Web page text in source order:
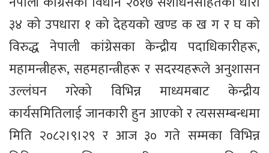
३४ को उपधारा १ को देहयको खण्ड क ख ग र घ को
विरुद्ध नेपाली कांग्रेसका केन्द्रीय पदाधिकारीहरू,
महामन्त्रीहरू, सहमहान्त्रीहरू र सदस्यहरूले अनुशासन
उल्लंघन गरेको विभिन्न माध्यमबाट केन्द्रीय
कार्यसमितिलाई जानकारी हुन आएको र त्यससम्बन्धमा
मिति २०८२।९।२९ र आज ३० गते सम्मका विभिन्न